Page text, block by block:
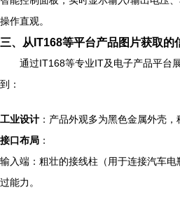
操作直观。
三、从IT168等平台产品图片获取的
通过IT168等专业IT及电子产品平台
到：
工业设计 ：产品外观多为黑色金属外壳
接口布局 ：
输入端：粗壮的接线柱（用于连接汽车
过能力。